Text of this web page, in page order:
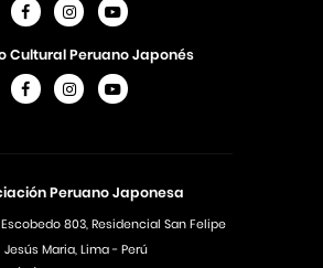
Peruano Japonesa
803, Residencial San Felipe
Jesús Maria, Lima - Perú
Cultural Peruano Japonés